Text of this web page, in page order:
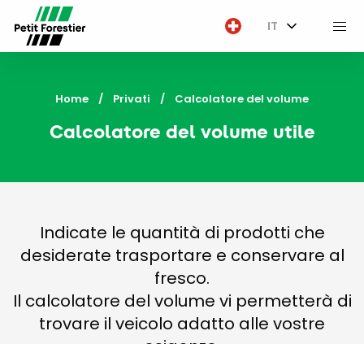
IT
Home Privati Current:
Calcolatore del volume
Calcolatore del volume utile
Indicate le quantità di prodotti che
desiderate trasportare e conservare al
fresco.
Il calcolatore del volume vi permetterà di
trovare il veicolo adatto alle vostre